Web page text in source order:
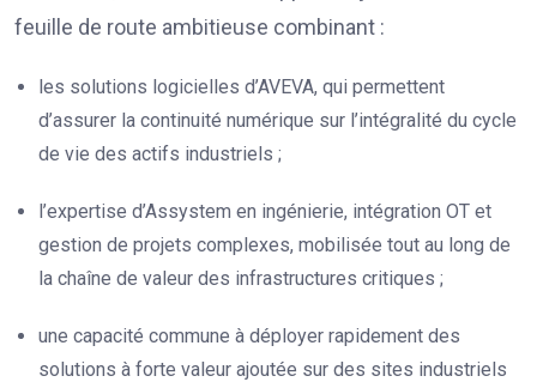
feuille de route ambitieuse combinant :
les solutions logicielles d’AVEVA, qui permettent
d’assurer la continuité numérique sur l’intégralité du cycle
de vie des actifs industriels ;
l’expertise d’Assystem en ingénierie, intégration OT et
gestion de projets complexes, mobilisée tout au long de
la chaîne de valeur des infrastructures critiques ;
une capacité commune à déployer rapidement des
solutions à forte valeur ajoutée sur des sites industriels